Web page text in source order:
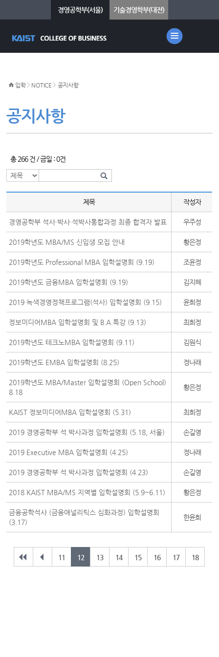
경영공학부(서울) 기술경영학부(대전)
공지사항
입학> NOTICE > 공지사항
총 266 건 / 금일 : 0건
제목 작성자
경영공학부 석사·박사·석박사통합과정 최종 합격자 발표 우주성
2019학년도 MBA/MS 신입생 모집 안내 황은정
2019학년도 Professional MBA 입학설명회 (9.19) 조윤정
2019학년도 금융MBA 입학설명회 (9.19) 김지혜
2019 녹색경영정책프로그램(석사) 입학설명회 (9.15) 윤희정
정보미디어MBA 입학설명회 및 B.A.특강 (9.13) 최희정
2019학년도 테크노MBA 입학설명회 (9.11) 김원식
2019학년도 EMBA 입학설명회 (8.25) 정나래
2019학년도 MBA/Master 입학설명회 (Open School)
8.18
황은정
KAIST 정보미디어MBA 입학설명회 (5.31) 최희정
2019 경영공학부 석.박사과정 입학설명회 (5.18, 서울) 손길영
2019 Executive MBA 입학설명회 (4.25) 정나래
2019 경영공학부 석.박사과정 입학설명회 (4.23) 손길영
2018 KAIST MBA/MS 지역별 입학설명회 (5.9~6.11) 황은정
금융공학석사 (금융애널리틱스 심화과정) 입학설명회
(3.17)
한윤희
11 12 13 14 15 16 17 18